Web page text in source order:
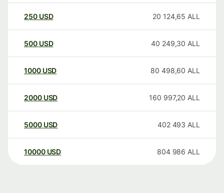
250 USD 20 124,65 ALL
500 USD 40 249,30 ALL
1000 USD 80 498,60 ALL
2000 USD 160 997,20 ALL
5000 USD 402 493 ALL
10000 USD 804 986 ALL